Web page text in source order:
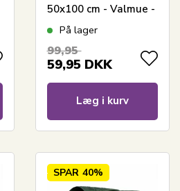
50x100 cm - Valmue -
Lysegrå
På lager
99,95
59,95 DKK
Læg i kurv
SPAR 40%